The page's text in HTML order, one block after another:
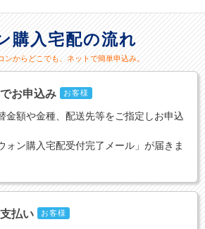
購入宅配の流れ
ンからどこでも、ネットで簡単申込み。
お申込み お客様
金額や金種、配送先等をご指定しお申込
ォン購入宅配受付完了メール」が届きま
払い お客様